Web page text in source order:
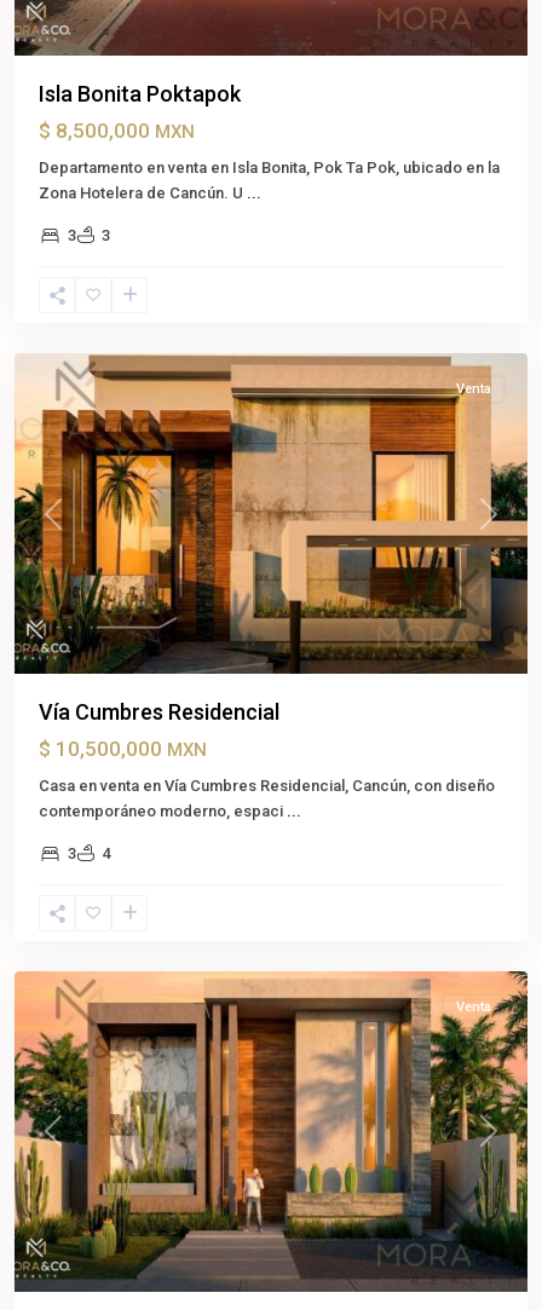
Isla Bonita Poktapok
$ 8,500,000 MXN
Departamento en venta en Isla Bonita, Pok Ta Pok, ubicado en la
Zona Hotelera de Cancún. U ...
3 3
Benito
Previous Next
Venta
Vía Cumbres Residencial
$ 10,500,000 MXN
Casa en venta en Vía Cumbres Residencial, Cancún, con diseño
contemporáneo moderno, espaci ...
3 4
Benito
Previous Next
Venta